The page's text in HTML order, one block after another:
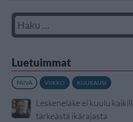
Luetuimmat
PÄIVÄ VIIKKO KUUKAUSI
Leskeneläke ei kuulu
tärkeästä ikärajasta